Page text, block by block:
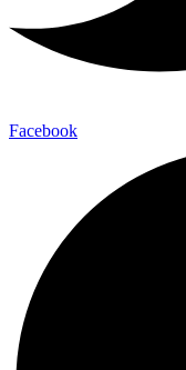
Facebook